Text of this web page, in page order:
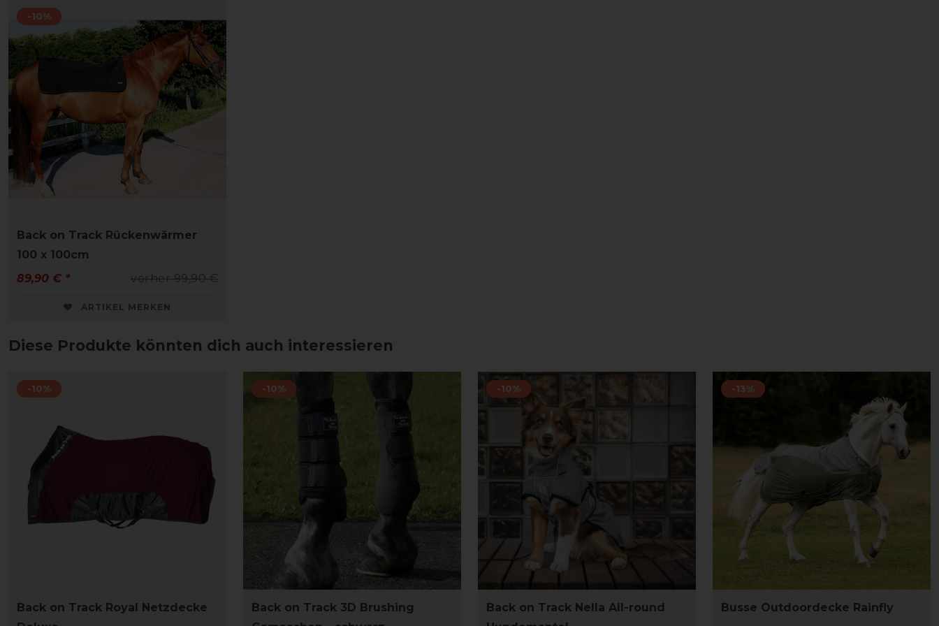
-10%
Back on Track Rückenwärmer
100 x 100cm
vorher 99,90 €
89,90 € *
ARTIKEL MERKEN
Diese Produkte könnten dich auch interessieren
-10%
Back on Track Royal Netzdecke
-10%
Back on Track 3D Brushing
-10%
Back on Track Nella All-round
-13%
Busse Outdoordecke Rainfly